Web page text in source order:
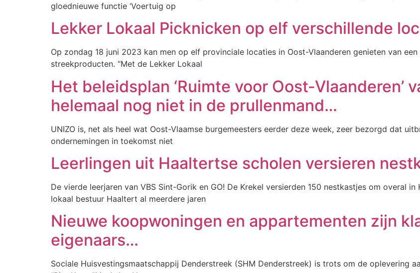
gloednieuwe functie ‘Voertuig op
Lekker Lokaal Picknicken op elf verschillende
Op zondag 18 juni 2023 kan men op elf provinciale locaties in Oost-Vlaanderen genieten van
streekproducten. “Met de Lekker Lokaal
Het beleidsplan ‘Ruimte voor Oost-Vlaanderen’
helemaal nog niet in de prullenmand…
UNIZO is, net als heel wat Oost-Vlaamse burgemeesters eerder deze week, zeer bezorgd dat
ondernemingen in toekomst niet
Leerlingen uit Haaltertse scholen versieren
De vierde leerjaren van VBS Sint-Gorik en GO! De Krekel versierden 150 nestkastjes om overal
lokaal bestuur Haaltert al meerdere jaren
Nieuwe koopwoningen en appartementen zijn
eigenaars…
Sociale Huisvestingsmaatschappij Denderstreek (SHM Denderstreek) is trots om de oplevering